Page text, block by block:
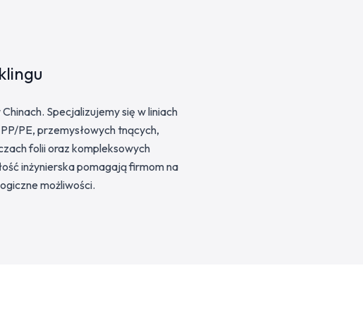
Specjalizujemy się w liniach
PE, przemysłowych tnących,
folii oraz kompleksowych
inżynierska pomagają firmom na
możliwości.